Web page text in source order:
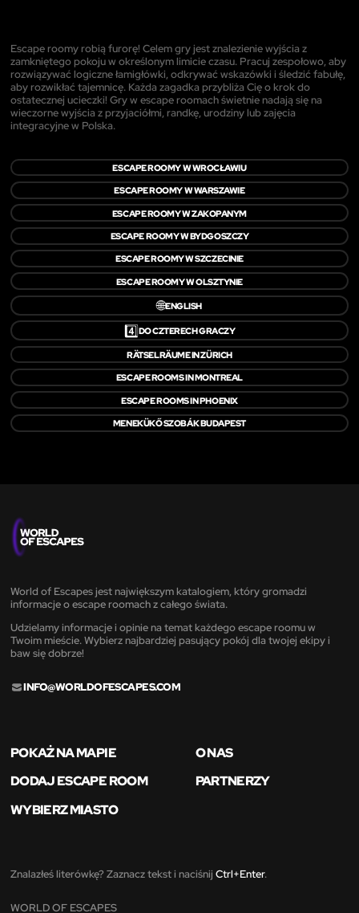
Escape roomy robią furorę! Celem gry jest znalezienie wyjścia z
zamkniętego pokoju w określonym limicie czasu. Pracuj zespołowo, aby
rozwiązywać logiczne łamigłówki, odkrywać wskazówki i śledzić fabułę,
aby rozwikłać tajemnicę. Każda zagadka przybliża Cię o krok do
ostatecznej ucieczki! Gry w escape roomach świetnie nadają się na
wieczorne wyjścia z przyjaciółmi, randkę, urodziny lub zajęcia
integracyjne w Polska.
ESCAPE ROOMY W WROCŁAWIU
ESCAPE ROOMY W WARSZAWIE
ESCAPE ROOMY W ZAKOPANYM
ESCAPE ROOMY W BYDGOSZCZY
ESCAPE ROOMY W SZCZECINIE
ESCAPE ROOMY W OLSZTYNIE
🌐ENGLISH
4️⃣DO CZTERECH GRACZY
RÄTSELRÄUME IN ZÜRICH
ESCAPE ROOMS IN MONTREAL
ESCAPE ROOMS IN PHOENIX
MENEKÜKŐ SZOBÁK BUDAPEST
World of Escapes jest największym katalogiem, który gromadzi
informacje o escape roomach z całego świata.
Udzielamy informacje i opinie na temat każdego escape roomu w
Twoim mieście. Wybierz najbardziej pasujący pokój dla twojej ekipy i
baw się dobrze!
INFO@WORLDOFESCAPES.COM
POKAŻ NA MAPIE
O NAS
DODAJ ESCAPE ROOM
PARTNERZY
WYBIERZ MIASTO
Znalazłeś literówkę? Zaznacz tekst i naciśnij Ctrl+Enter.
WORLD OF ESCAPES